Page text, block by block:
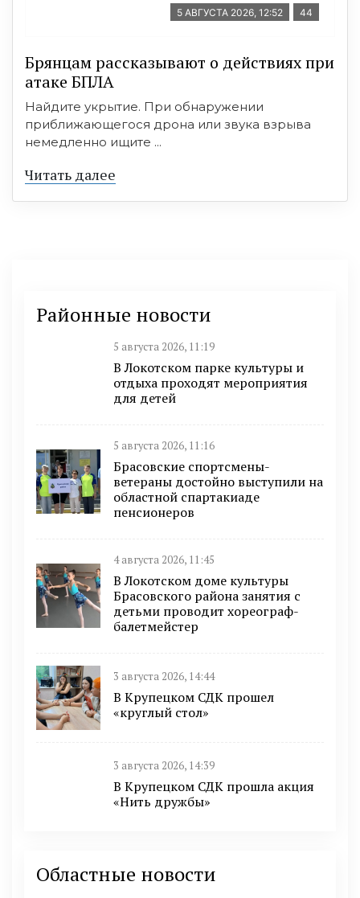
5 АВГУСТА 2026, 12:52 44
Брянцам рассказывают о действиях при
атаке БПЛА
Найдите укрытие. При обнаружении
приближающегося дрона или звука взрыва
немедленно ищите ...
Читать далее
Районные новости
5 августа 2026, 11:19
В Локотском парке культуры и
отдыха проходят мероприятия
для детей
5 августа 2026, 11:16
Брасовские спортсмены-
ветераны достойно выступили на
областной спартакиаде
пенсионеров
4 августа 2026, 11:45
В Локотском доме культуры
Брасовского района занятия с
детьми проводит хореограф-
балетмейстер
3 августа 2026, 14:44
В Крупецком СДК прошел
«круглый стол»
3 августа 2026, 14:39
В Крупецком СДК прошла акция
«Нить дружбы»
Областные новости